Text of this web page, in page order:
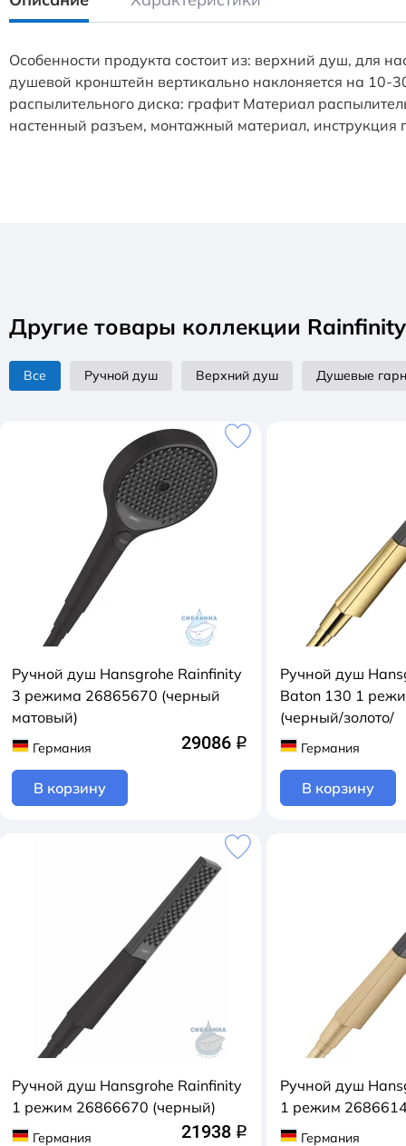
Особенности продукта состоит из: верхний душ, для
душевой кронштейн вертикально наклоняется на 10-
распылительного диска: графит Материал
настенный разъем, монтажный материал, инструкция
Другие товары коллекции Rainfinity
Все Ручной душ Верхний душ Душевые
Ручной душ Hansgrohe Rainfinity
3 режима 26865670 (черный
матовый)
Германия 29086 q
В корзину
Ручной душ
Baton 130 1
(черный/золото/
Германия
В корзину
Ручной душ Hansgrohe Rainfinity
1 режим 26866670 (черный)
Германия 21938 q
Ручной душ
1 режим
Германия